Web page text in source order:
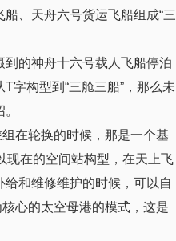
、天舟六号货运飞船组成“三
的神舟十六号载人飞船停泊
字构型到“三舱三船”，那么未
在轮换的时候，那是一个基
现在的空间站构型，在天上飞
和维修维护的时候，可以自
心的太空母港的模式，这是